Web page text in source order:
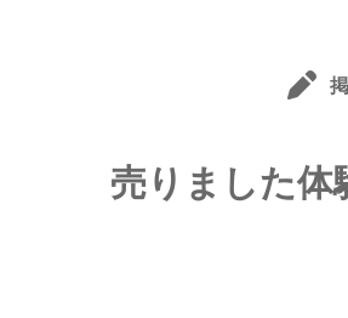
売りました体